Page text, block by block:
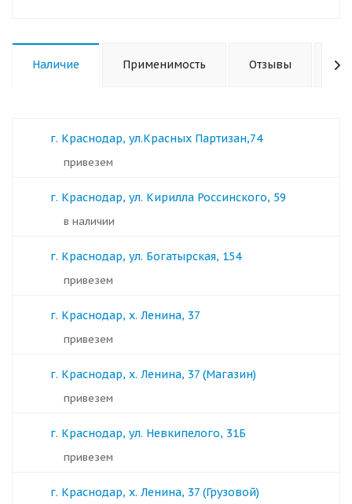
Наличие Применимость Отзывы
г. Краснодар, ул.Красных Партизан,74
Привезем
г. Краснодар, ул. Кирилла Россинского, 59
в наличии
г. Краснодар, ул. Богатырская, 154
Привезем
г. Краснодар, х. Ленина, 37
Привезем
г. Краснодар, х. Ленина, 37 (Магазин)
Привезем
г. Краснодар, ул. Невкипелого, 31Б
Привезем
г. Краснодар, х. Ленина, 37 (Грузовой)